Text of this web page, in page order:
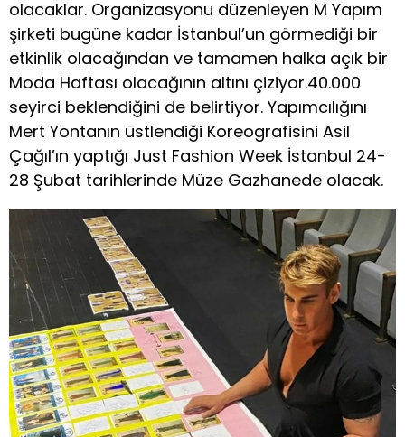
olacaklar. Organizasyonu düzenleyen M Yapım
şirketi bugüne kadar İstanbul’un görmediği bir
etkinlik olacağından ve tamamen halka açık bir
Moda Haftası olacağının altını çiziyor.40.000
seyirci beklendiğini de belirtiyor. Yapımcılığını
Mert Yontanın üstlendiği Koreografisini Asil
Çağıl’ın yaptığı Just Fashion Week İstanbul 24-
28 Şubat tarihlerinde Müze Gazhanede olacak.